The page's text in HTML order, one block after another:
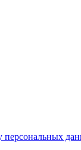
персональных